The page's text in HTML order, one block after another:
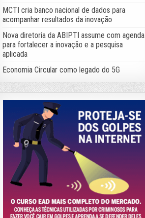
MCTI cria banco nacional de dados para
acompanhar resultados da inovação
Nova diretoria da ABIPTI assume com agenda
para fortalecer a inovação e a pesquisa
aplicada
Economia Circular como legado do 5G